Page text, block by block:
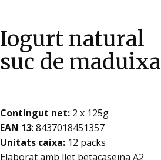
Iogurt natural
suc de maduixa
Contingut net: 2 x 125g
EAN 13: ​​​​​​​8437018451357
Unitats caixa: 12 packs
Elaborat amb llet betacaseïna A2